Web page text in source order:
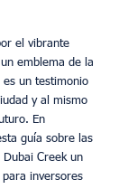
el vibrante
emblema de la
es un testimonio
y al mismo
En
guía sobre las
Creek un
inversores